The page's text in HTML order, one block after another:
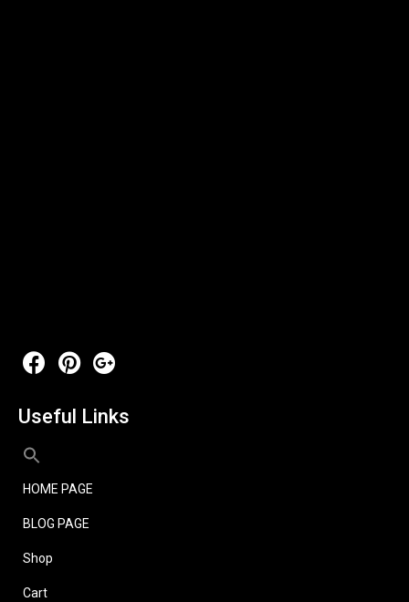
Useful Links
HOME PAGE
BLOG PAGE
Shop
Cart